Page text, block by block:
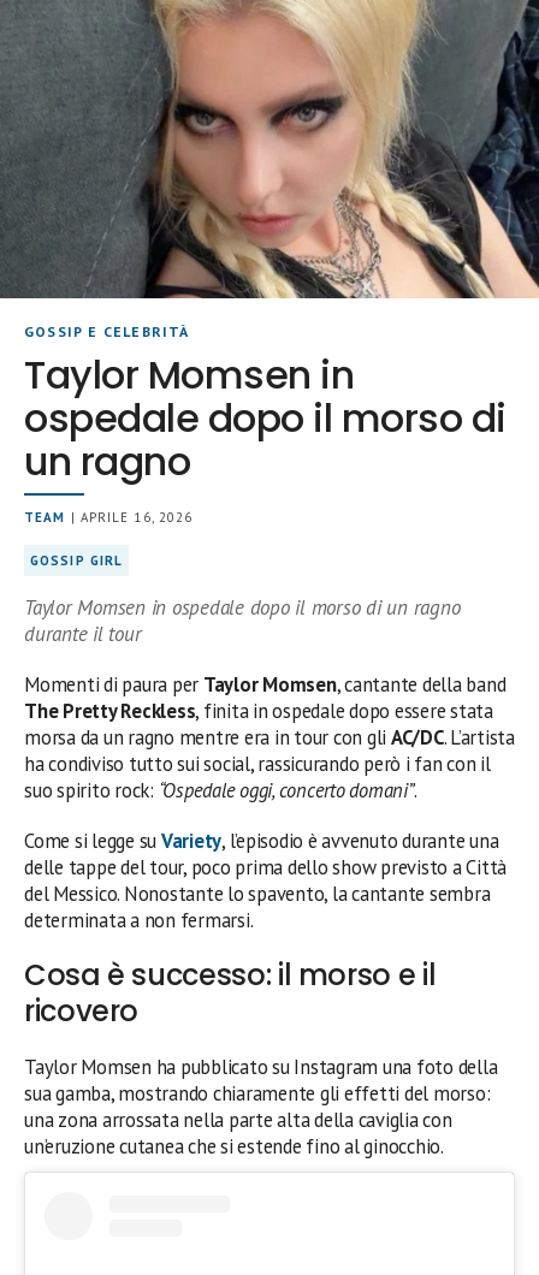
GOSSIP E CELEBRITÀ
Taylor Momsen in
ospedale dopo il morso di
un ragno
TEAM | APRILE 16, 2026
GOSSIP GIRL
Taylor Momsen in ospedale dopo il morso di un ragno
durante il tour
Momenti di paura per Taylor Momsen, cantante della band
The Pretty Reckless, finita in ospedale dopo essere stata
morsa da un ragno mentre era in tour con gli AC/DC. L’artista
ha condiviso tutto sui social, rassicurando però i fan con il
suo spirito rock: “Ospedale oggi, concerto domani”.
Come si legge suVariety, l’episodio è avvenuto durante una
delle tappe del tour, poco prima dello show previsto a Città
del Messico. Nonostante lo spavento, la cantante sembra
determinata a non fermarsi.
Cosa è successo: il morso e il
ricovero
Taylor Momsen ha pubblicato su Instagram una foto della
sua gamba, mostrando chiaramente gli effetti del morso:
una zona arrossata nella parte alta della caviglia con
un’eruzione cutanea che si estende fino al ginocchio.